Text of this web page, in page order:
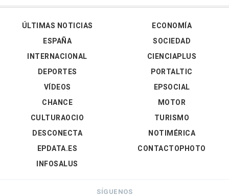
ÚLTIMAS NOTICIAS
ESPAÑA
INTERNACIONAL
DEPORTES
VÍDEOS
ECONOMÍA
SOCIEDAD
CIENCIAPLUS
PORTALTIC
EPSOCIAL
CHANCE
CULTURAOCIO
DESCONECTA
EPDATA.ES
INFOSALUS
MOTOR
TURISMO
NOTIMÉRICA
CONTACTOPHOTO
SÍGUENOS